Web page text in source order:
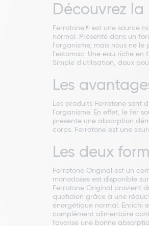
Découvrez la
Ferrotone® est une source
normal. Présenté dans un
l'organisme, mais nous ne
l'estomac. Une eau riche en
Simple d'utilisation, doux
Les
Les produits Ferrotone sont
l'organisme. En effet, le fer
présente une absorption
corps. Ferrotone est une
Les deux
Ferrotone Original est un
monodoses est disponible
Ferrotone Original provient
quotidien grâce à une
énergétique normal. Enrichi
complément alimentaire
favorise une bonne